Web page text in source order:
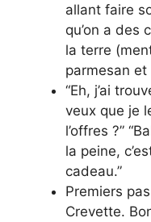
allant faire
qu’on a des
la terre
parmesan
“Eh, j’ai
veux que je
l’offres ?”
la peine,
cadeau.”
Premiers
Crevette.